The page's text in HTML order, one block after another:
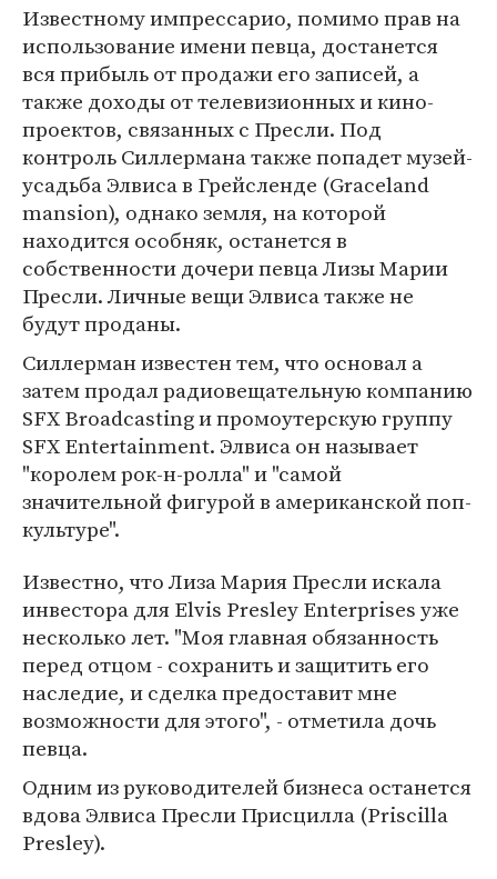
Известному импрессарио, помимо прав на
использование имени певца, достанется
вся прибыль от продажи его записей, а
также доходы от телевизионных и кино-
проектов, связанных с Пресли. Под
контроль Силлермана также попадет музей-
усадьба Элвиса в Грейсленде (Graceland
mansion), однако земля, на которой
находится особняк, останется в
собственности дочери певца Лизы Марии
Пресли. Личные вещи Элвиса также не
будут проданы.
Силлерман известен тем, что основал а
затем продал радиовещательную компанию
SFX Broadcasting и промоутерскую группу
SFX Entertainment. Элвиса он называет
"королем рок-н-ролла" и "самой
значительной фигурой в американской поп-
культуре".
Известно, что Лиза Мария Пресли искала
инвестора для Elvis Presley Enterprises уже
несколько лет. "Моя главная обязанность
перед отцом - сохранить и защитить его
наследие, и сделка предоставит мне
возможности для этого", - отметила дочь
певца.
Одним из руководителей бизнеса останется
вдова Элвиса Пресли Присцилла (Priscilla
Presley).